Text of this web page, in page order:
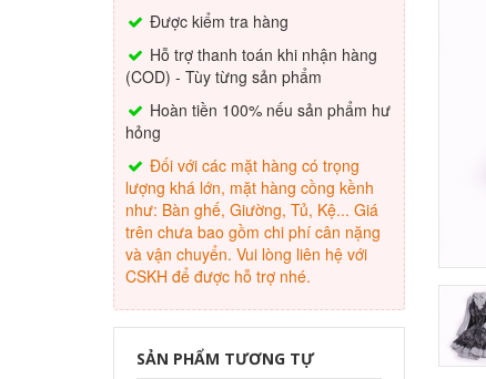
Được kiểm tra hàng
Hỗ trợ thanh toán khi nhận hàng
(COD) - Tùy từng sản phẩm
Hoàn tiền 100% nếu sản phẩm hư
hỏng
Đối với các mặt hàng có trọng
lượng khá lớn, mặt hàng cồng kềnh
như: Bàn ghế, Giường, Tủ, Kệ... Giá
trên chưa bao gồm chi phí cân nặng
và vận chuyển. Vui lòng liên hệ với
CSKH để được hỗ trợ nhé.
SẢN PHẨM TƯƠNG TỰ